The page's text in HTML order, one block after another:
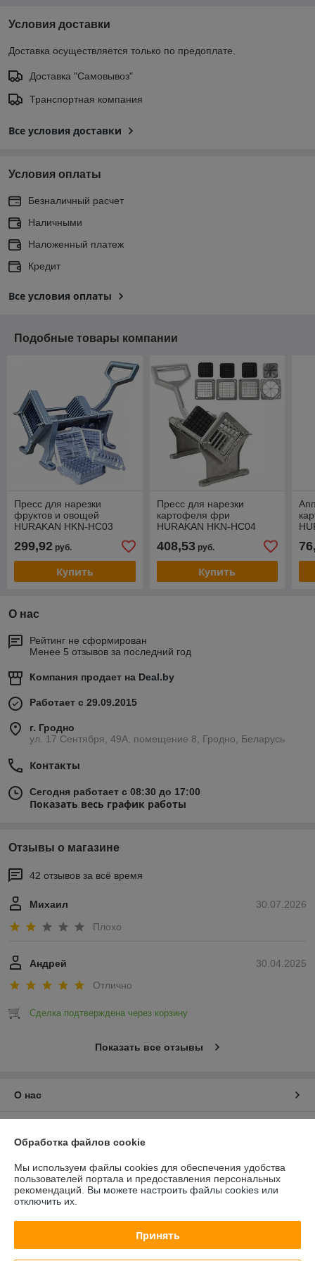
Условия доставки
Доставка осуществляется только по предоплате.
Доставка "Самовывоз"
Транспортная компания
Все условия доставки
Условия оплаты
Безналичный расчет
Наличными
Наложенный платеж
Кредит
Все условия оплаты
Подобные товары компании
Пресс для нарезки
фруктов и овощей
HURAKAN HKN-HC03
299,92 руб.
Купить
Пресс для нарезки
картофеля фри
HURAKAN HKN-HC04
408,53руб.
Купить
О нас
Рейтинг не сформирован
Менее 5 отзывов за последний год
Компания продает на Deal.by
Работает с 29.09.2015
г. Гродно
ул. 17 Сентября, 49А, помещение 8, Гродно, Беларусь
Контакты
Сегодня работает с 08:30 до 17:00
Показать весь график работы
Отзывы о магазине
42 отзывов за всё время
30.07.2026
Михаил
Плохо
30.04.2025
Андрей
Отлично
Сделка подтверждена через корзину
Показать все отзывы
О нас
График работы
Обработка файлов cookie
Мы используем файлы cookies для обеспечения удобства
пользователей портала и предоставления персональных
рекомендаций. Вы можете настроить файлы cookies или
отключить их.
Принять